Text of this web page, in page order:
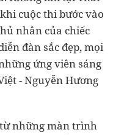
cuộc thi bước vào
nhân của chiếc
đàn sắc đẹp, mọi
ứng viên sáng
- Nguyễn Hương
những màn trình